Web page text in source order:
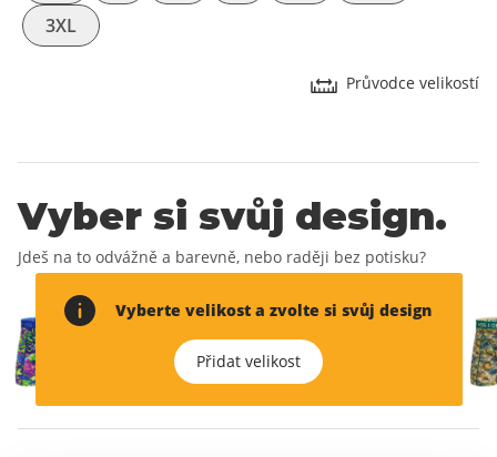
3XL
Průvodce velikostí
Vyber si svůj design.
Jdeš na to odvážně a barevně, nebo raději bez potisku?
Vyberte velikost a zvolte si svůj design
Přidat velikost